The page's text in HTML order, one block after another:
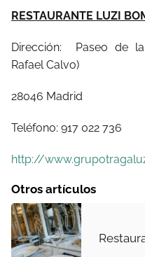
RESTAURANTE LUZI
Dirección: Paseo de
Rafael Calvo)
28046 Madrid
Teléfono: 917 022 736
http://
Otros artículos